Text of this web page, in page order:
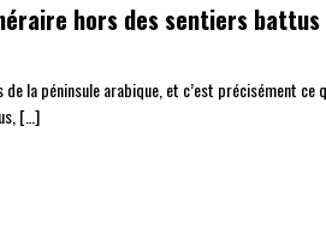
hors des sentiers battus
la péninsule arabique, et c’est précisément ce
[…]